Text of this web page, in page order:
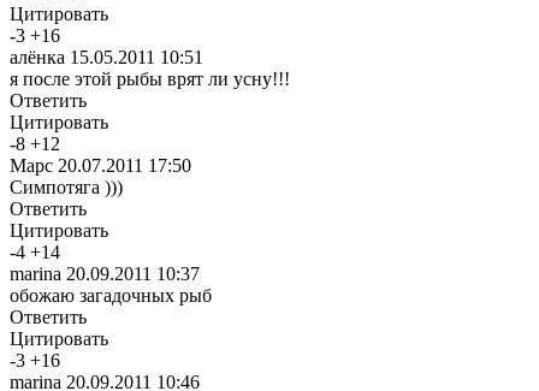
Цитировать
-3 +16
алёнка 15.05.2011 10:51
я после этой рыбы врят ли усну!!!
Ответить
Цитировать
-8 +12
Марс 20.07.2011 17:50
Симпотяга )))
Ответить
Цитировать
-4 +14
marina 20.09.2011 10:37
обожаю загадочных рыб
Ответить
Цитировать
-3 +16
marina 20.09.2011 10:46